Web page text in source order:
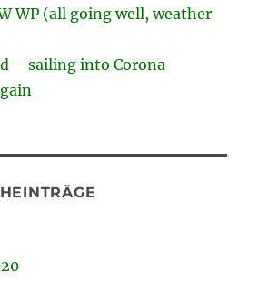
WP (all going well, weather
– sailing into Corona